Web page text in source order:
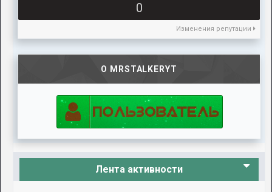
0
Изменения репутации
О MRSTALKERYT
Лента активности